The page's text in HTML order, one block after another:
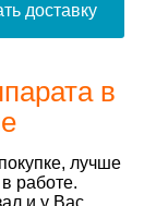
доставку
в
лучше
работе.
и у Вас